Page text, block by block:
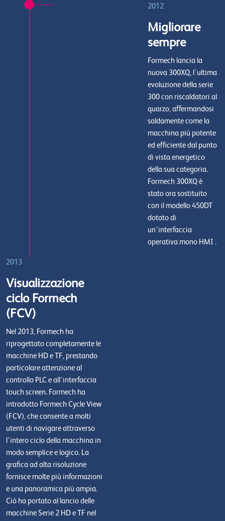
2012
Migliorare
sempre
Formech lancia la
nuova 300XQ, l'ultima
evoluzione della serie
300 con riscaldatori al
quarzo, affermandosi
saldamente come la
macchina più potente
ed efficiente dal punto
di vista energetico
della sua categoria.
Formech 300XQ è
stato ora sostituito
con il modello 450DT
dotato di
un'interfaccia
operativa mono HMI .
2013
Visualizzazione
ciclo Formech
(FCV)
Nel 2013, Formech ha
riprogettato completamente le
macchine HD e TF, prestando
particolare attenzione al
controllo PLC e all'interfaccia
touch screen. Formech ha
introdotto Formech Cycle View
(FCV), che consente a molti
utenti di navigare attraverso
l'intero ciclo della macchina in
modo semplice e logico. La
grafica ad alta risoluzione
fornisce molte più informazioni
e una panoramica più ampia.
Ciò ha portato al lancio delle
macchine Serie 2 HD e TF nel